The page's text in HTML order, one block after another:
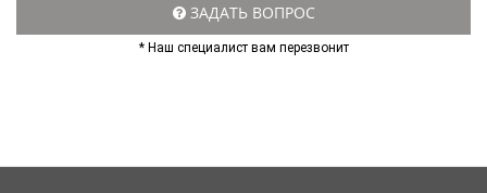
ЗАДАТЬ ВОПРОС
* Наш специалист вам перезвонит